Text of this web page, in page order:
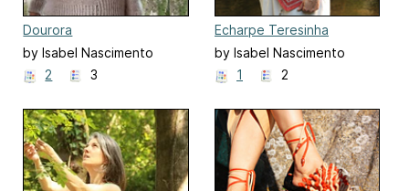
Dourora
by Isabel Nascimento
2
3
Echarpe Teresinha
by Isabel Nascimento
1
2